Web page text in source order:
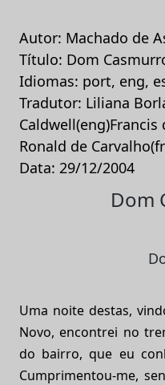
Autor: Machado de
Título: Dom
Idiomas: port, eng,
Tradutor: Liliana
Ronald de
Data: 29/12/2004
Dom
Uma noite destas,
Novo, encontrei no
do bairro, que eu
Cumprimentou-me,